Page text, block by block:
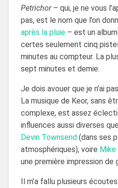
Petrichor– qui, je ne vous
pas, est le nom que l’on
après la pluie– est un
certes seulement cinq
minutes au compteur. La
sept minutes et demie.
Je dois avouer que je n’ai
La musique de Keor, sans
complexe, est assez
influences aussi diverses que
Devin Townsend(dans ses
atmosphériques), voire
une première impression de
Il m’a fallu plusieurs